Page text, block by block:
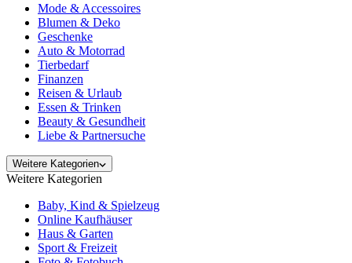
Mode & Accessoires
Blumen & Deko
Geschenke
Auto & Motorrad
Tierbedarf
Finanzen
Reisen & Urlaub
Essen & Trinken
Beauty & Gesundheit
Liebe & Partnersuche
Weitere Kategorien
Weitere Kategorien
Baby, Kind & Spielzeug
Online Kaufhäuser
Haus & Garten
Sport & Freizeit